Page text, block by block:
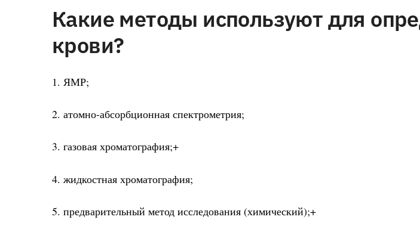
Какие методы используют для
крови?
1. ЯМР;
2. атомно-абсорбционная спектрометрия;
3. газовая хроматография;+
4. жидкостная хроматография;
5. предварительный метод исследования (химический);+